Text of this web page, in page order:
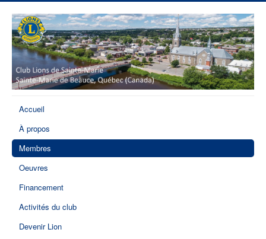
Accueil
À propos
Membres
Oeuvres
Financement
Activités du club
Devenir Lion